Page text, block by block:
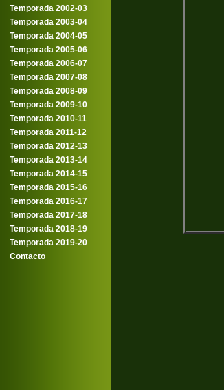
Temporada 2002-03
Temporada 2003-04
Temporada 2004-05
Temporada 2005-06
Temporada 2006-07
Temporada 2007-08
Temporada 2008-09
Temporada 2009-10
Temporada 2010-11
Temporada 2011-12
Temporada 2012-13
Temporada 2013-14
Temporada 2014-15
Temporada 2015-16
Temporada 2016-17
Temporada 2017-18
Temporada 2018-19
Temporada 2019-20
Contacto